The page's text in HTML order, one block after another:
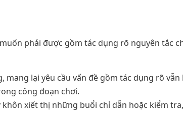
phải được gồm tác dụng rõ nguyên tắc
lại yêu cầu vấn đề gồm tác dụng rõ vẫn
công đoạn chơi.
xiết thị những buổi chỉ dẫn hoặc kiểm